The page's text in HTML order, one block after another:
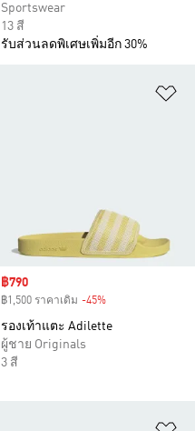
Sportswear
13 สี
รับส่วนลดพิเศษเพิ่มอีก 30%
Sale price
฿790
฿1,500 ราคาเดิม -45%
รองเท้าแตะ Adilette
ผู้ชาย Originals
3 สี